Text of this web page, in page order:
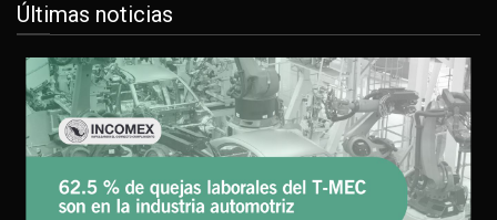
Últimas noticias